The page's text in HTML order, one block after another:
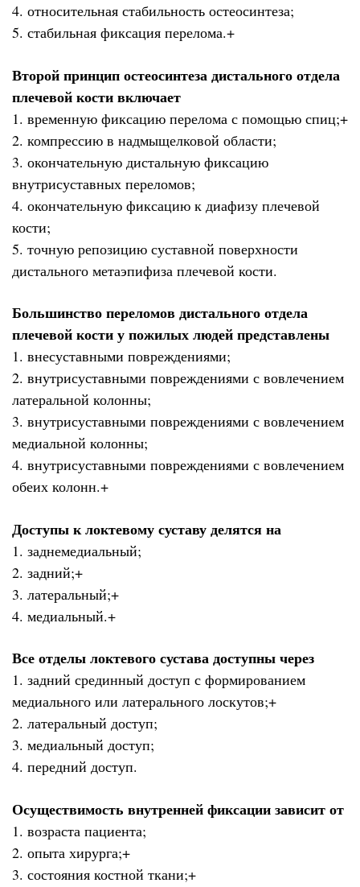
4. относительная стабильность остеосинтеза;
5. стабильная фиксация перелома.+
Второй принцип остеосинтеза дистального отдела
плечевой кости включает
1. временную фиксацию перелома с помощью спиц;+
2. компрессию в надмыщелковой области;
3. окончательную дистальную фиксацию
внутрисуставных переломов;
4. окончательную фиксацию к диафизу плечевой
кости;
5. точную репозицию суставной поверхности
дистального метаэпифиза плечевой кости.
Большинство переломов дистального отдела
плечевой кости у пожилых людей представлены
1. внесуставными повреждениями;
2. внутрисуставными повреждениями с вовлечением
латеральной колонны;
3. внутрисуставными повреждениями с вовлечением
медиальной колонны;
4. внутрисуставными повреждениями с вовлечением
обеих колонн.+
Доступы к локтевому суставу делятся на
1. заднемедиальный;
2. задний;+
3. латеральный;+
4. медиальный.+
Все отделы локтевого сустава доступны через
1. задний срединный доступ с формированием
медиального или латерального лоскутов;+
2. латеральный доступ;
3. медиальный доступ;
4. передний доступ.
Осуществимость внутренней фиксации зависит от
1. возраста пациента;
2. опыта хирурга;+
3. состояния костной ткани;+